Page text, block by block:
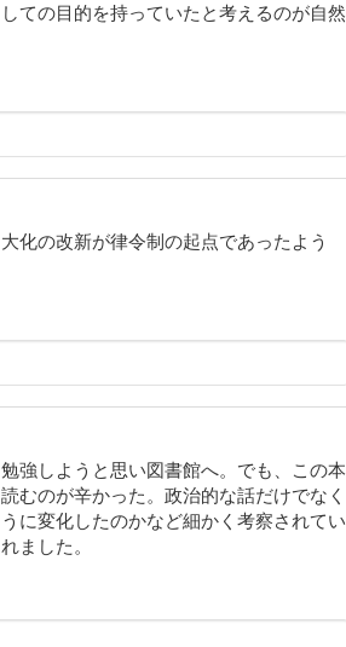
ての目的を持っていたと考えるのが自然
化の改新が律令制の起点であったよう
強しようと思い図書館へ。でも、この本
むのが辛かった。政治的な話だけでなく
に変化したのかなど細かく考察されてい
ました。